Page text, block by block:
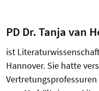
PD Dr. Tanja van
ist
Hannover. Sie hatte